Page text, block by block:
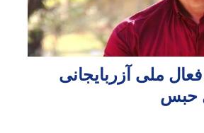
ملی آزربایجانی
حبس